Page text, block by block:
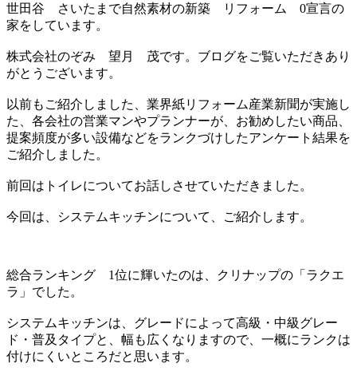
世田谷 さいたまで自然素材の新築 リフォーム 0宣言の
家をしています。
株式会社のぞみ 望月 茂です。ブログをご覧いただきあり
がとうございます。
以前もご紹介しました、業界紙リフォーム産業新聞が実施し
た、各会社の営業マンやプランナーが、お勧めしたい商品、
提案頻度が多い設備などをランクづけしたアンケート結果を
ご紹介しました。
前回はトイレについてお話しさせていただきました。
今回は、システムキッチンについて、ご紹介します。
総合ランキング 1位に輝いたのは、クリナップの「ラクエ
ラ」でした。
システムキッチンは、グレードによって高級・中級グレー
ド・普及タイプと、幅も広くなりますので、一概にランクは
付けにくいところだと思います。